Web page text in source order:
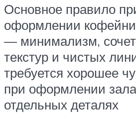
Основное правило
оформлении
— минимализм,
текстур и чистых
требуется хорошее
при оформлении
отдельных деталях